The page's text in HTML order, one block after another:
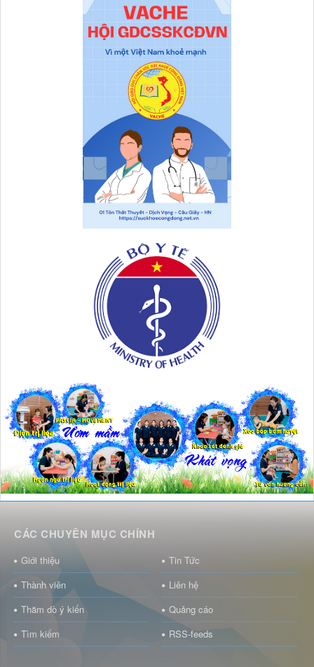
CÁC CHUYÊN MỤC CHÍNH
Giới thiệu
Tin Tức
Thành viên
Liên hệ
Thăm dò ý kiến
Quảng cáo
Tìm kiếm
RSS-feeds